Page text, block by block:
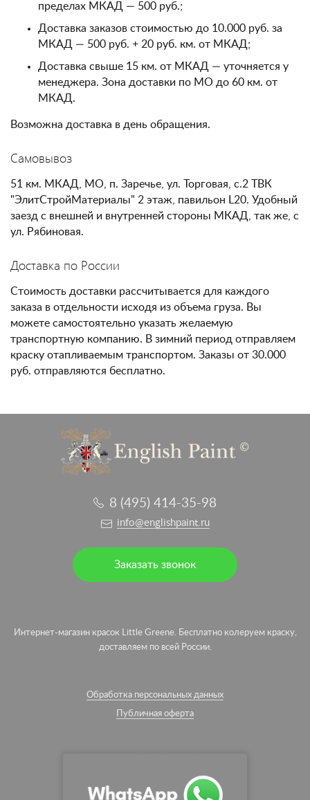
пределах МКАД — 500 руб.;
Доставка заказов стоимостью до 10.000 руб. за
МКАД — 500 руб. + 20 руб. км. от МКАД;
Доставка свыше 15 км. от МКАД — уточняется у
менеджера. Зона доставки по МО до 60 км. от
МКАД.
Возможна доставка в день обращения.
Самовывоз
51 км. МКАД, МО, п. Заречье, ул. Торговая, с.2 ТВК
"ЭлитСтройМатериалы" 2 этаж, павильон L20. Удобный
заезд с внешней и внутренней стороны МКАД, так же, с
ул. Рябиновая.
Доставка по России
Стоимость доставки рассчитывается для каждого
заказа в отдельности исходя из объема груза. Вы
можете самостоятельно указать желаемую
транспортную компанию. В зимний период отправляем
краску отапливаемым транспортом. Заказы от 30.000
руб. отправляются бесплатно.
8 (495) 414-35-98
info@englishpaint.ru
Заказать звонок
Интернет-магазин красок Little Greene. Бесплатно колеруем краску,
доставляем по всей России.
Обработка персональных данных
Публичная оферта